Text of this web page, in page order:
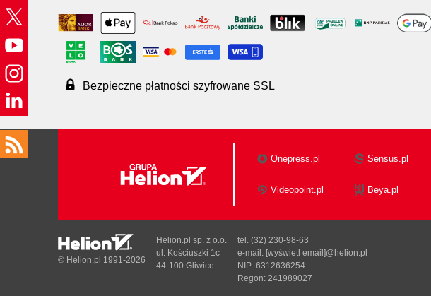
Bezpieczne płatności szyfrowane SSL
Onepress.pl Sensus.pl
Videopoint.pl Beya.pl
© Helion.pl 1991-2026
Helion.pl sp. z o.o.
ul. Kościuszki 1c
44-100 Gliwice
tel. (32) 230-98-63
e-mail: [wyświetl email]@helion.pl
NIP: 6312636254
Regon: 241989027